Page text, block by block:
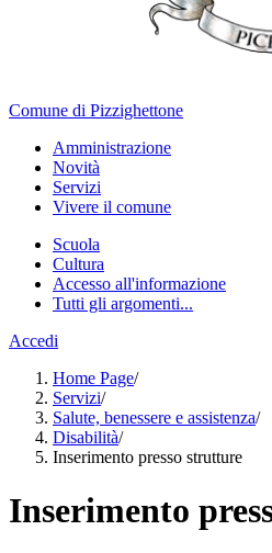
Comune di Pizzighettone
Amministrazione
Novità
Servizi
Vivere il comune
Scuola
Cultura
Accesso all'informazione
Tutti gli argomenti...
Accedi
Home Page/
Servizi/
Salute, benessere e assistenza/
Disabilità/
Inserimento presso strutture
Inserimento